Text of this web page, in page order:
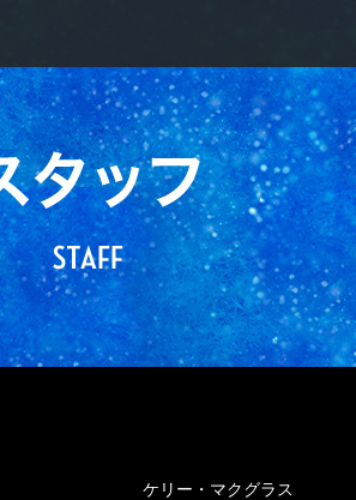
ケリー・マクグラス